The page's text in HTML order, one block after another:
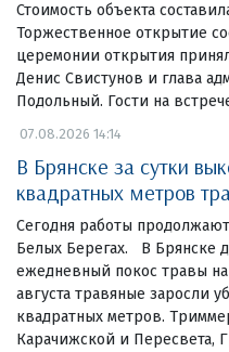
Стоимость объекта
Торжественное открытие
церемонии открытия
Денис Свистунов и глава
Подольный. Гости на
07.08.2026 14:14
В Брянске за сутки
квадратных метров
Сегодня работы
Белых Берегах. В Брянске
ежедневный покос травы
августа травяные заросли
квадратных метров.
Карачижской и Пересвета,